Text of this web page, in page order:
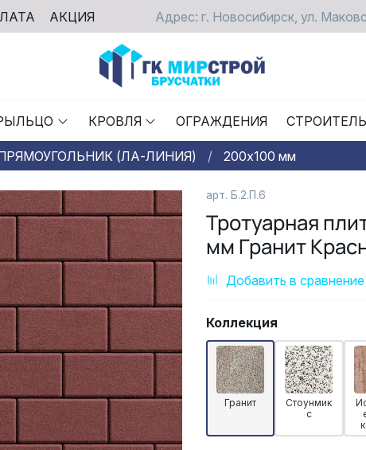
АКЦИЯ Адрес: г. Новосибирск, ул.
КРОВЛЯ ОГРАЖДЕНИЯ
(ЛА-ЛИНИЯ) 200х100 мм
арт. Б.2.П.6
Тротуарная
мм Гранит
Добавить в сравнение
Коллекция
Гранит
Стоунмик
с